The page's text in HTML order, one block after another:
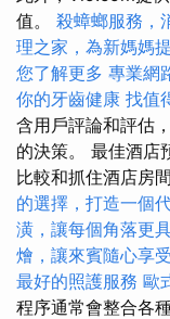
值。 殺蟑螂服務，
理之家，為新媽媽
您了解更多 專業網
你的牙齒健康 找值
含用戶評論和評估
的決策。 最佳酒店
比較和抓住酒店房
的選擇，打造一個
潢，讓每個角落更
燴，讓來賓隨心享
最好的照護服務 歐
程序通常會整合各